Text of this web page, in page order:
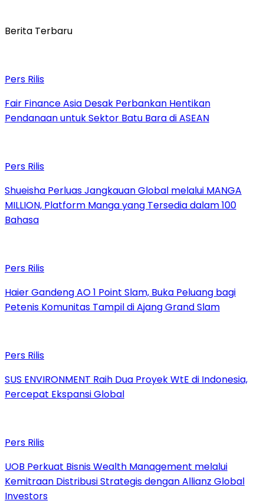
Berita Terbaru
Pers Rilis
Fair Finance Asia Desak Perbankan Hentikan
Pendanaan untuk Sektor Batu Bara di ASEAN
Pers Rilis
Shueisha Perluas Jangkauan Global melalui MANGA
MILLION, Platform Manga yang Tersedia dalam 100
Bahasa
Pers Rilis
Haier Gandeng AO 1 Point Slam, Buka Peluang bagi
Petenis Komunitas Tampil di Ajang Grand Slam
Pers Rilis
SUS ENVIRONMENT Raih Dua Proyek WtE di Indonesia,
Percepat Ekspansi Global
Pers Rilis
UOB Perkuat Bisnis Wealth Management melalui
Kemitraan Distribusi Strategis dengan Allianz Global
Investors